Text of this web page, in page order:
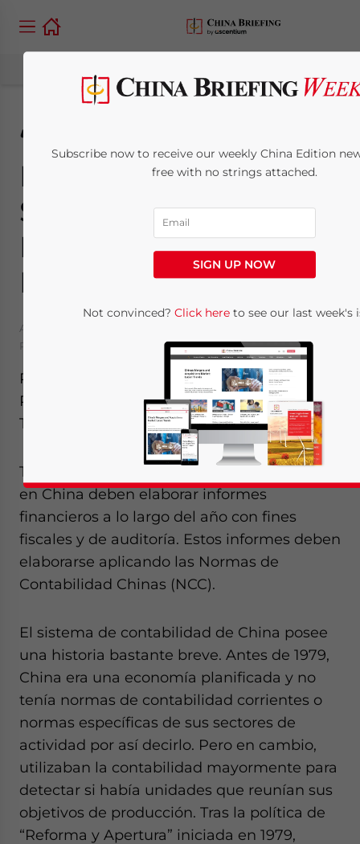
“Contabilizar” las
Diferencias en el
Sistema de
Información
Financiera de China
April 1, 2015
Reading Time:
Por
Dezan Shira & Associates
Redactores: Steven Elsinga y Zhou Qian
Traducido por BPO Asia
Todas las empresas con capital extranjero
en China deben elaborar informes
financieros a lo largo del año con fines
fiscales y de auditoría. Estos informes deben
elaborarse aplicando las Normas de
Contabilidad Chinas (NCC).
El sistema de contabilidad de China posee
una historia bastante breve. Antes de 1979,
China era una economía planificada y no
tenía normas de contabilidad corrientes o
normas específicas de sus sectores de
actividad por así decirlo. Pero en cambio,
utilizaban la contabilidad mayormente para
detectar si había unidades que reunían sus
objetivos de producción. Tras la política de
“Reforma y Apertura” iniciada en 1979,
Subscribe now to receive our weekly China Edition
free with no strings attached.
SIGN UP NOW
Not convinced? Click hereto see our last week's
Yes, I have read the
send me business news and updates for Asia!
- case sensitive